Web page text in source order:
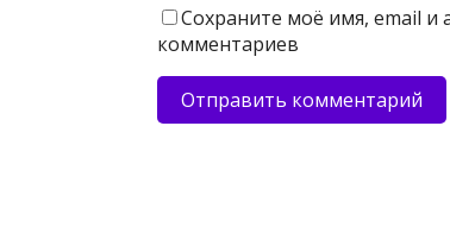
Сохраните моё имя, email и
комментариев